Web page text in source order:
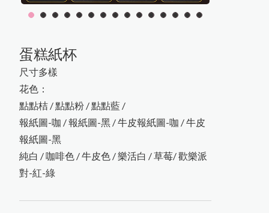
Menu
公司簡介
最新消息
Language
繁體中文
1 2 3 4 5 6 7 8 9 101112131415
蛋糕紙杯
尺寸多樣
花色：
點點桔 / 點點粉 / 點點藍 /
報紙圖-咖 / 報紙圖-黑 / 牛皮報紙圖-咖 / 牛皮
報紙圖-黑
純白 / 咖啡色 / 牛皮色 / 樂活白 / 草莓/ 歡樂派
對-紅-綠